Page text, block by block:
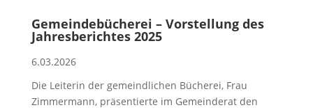
Gemeindebücherei – Vorstellung des
Jahresberichtes 2025
6.03.2026
Die Leiterin der gemeindlichen Bücherei, Frau
Zimmermann, präsentierte im Gemeinderat den